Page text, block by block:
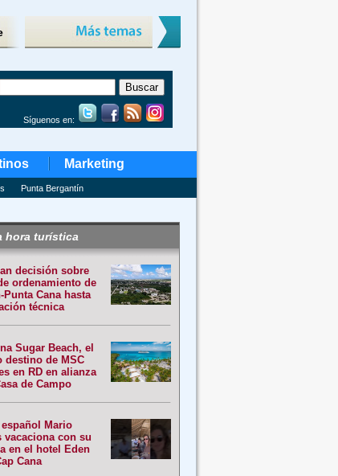
Síguenos en:
Marketing
Punta Bergantín
hora turística
decisión sobre
ordenamiento de
Punta Cana hasta
técnica
Sugar Beach, el
destino de MSC
en RD en alianza
de Campo
Mario
vacaciona con su
en el hotel Eden
Cana